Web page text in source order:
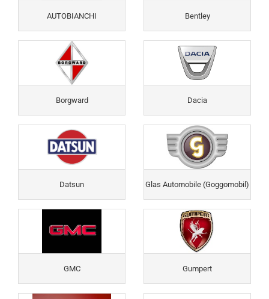
AUTOBIANCHI Bentley
Borgward Dacia
Datsun Glas Automobile (Goggomobil)
GMC Gumpert